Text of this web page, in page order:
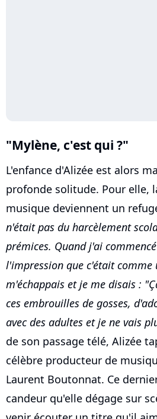
"Mylène, c'est qui ?"
L'enfance d'Alizée est alors
profonde solitude. Pour elle,
musique deviennent un
n'était pas du harcèlement
prémices. Quand j'ai
l'impression que c'était comme
m'échappais et je me disais :
ces embrouilles de gosses,
avec des adultes et je ne vais
de son passage télé, Alizée
célèbre producteur de
Laurent Boutonnat. Ce
candeur qu'elle dégage sur